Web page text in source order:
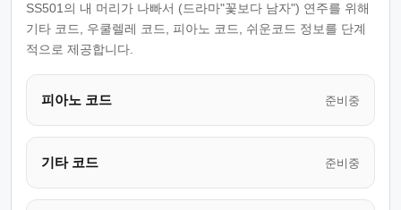
SS501의 내 머리가 나빠서 (드라마"꽃보다 남자") 연주를 위해
기타 코드, 우쿨렐레 코드, 피아노 코드, 쉬운코드 정보를 단계
적으로 제공합니다.
피아노 코드 준비중
기타 코드 준비중